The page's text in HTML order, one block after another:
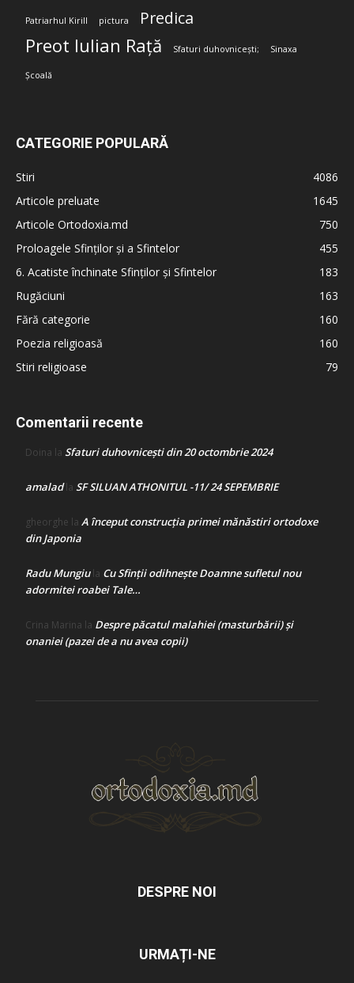
Patriarhul Kirill pictura Predica
Preot Iulian Rață Sfaturi duhovnicești; Sinaxa
Școală
CATEGORIE POPULARĂ
Stiri
4086
Articole preluate
1645
Articole Ortodoxia.md
750
Proloagele Sfinților și a Sfintelor
455
6. Acatiste închinate Sfinților și Sfintelor
183
Rugăciuni
163
Fără categorie
160
Poezia religioasă
160
Stiri religioase
79
Comentarii recente
Doina la Sfaturi duhovnicești din 20 octombrie 2024
amaladla SF SILUAN ATHONITUL -11/ 24 SEPEMBRIE
gheorghe la A început construcţia primei mănăstiri ortodoxe
din Japonia
Radu Mungiula Cu Sfinții odihnește Doamne sufletul nou
adormitei roabei Tale…
Crina Marina la Despre păcatul malahiei (masturbării) şi
onaniei (pazei de a nu avea copii)
DESPRE NOI
URMAȚI-NE